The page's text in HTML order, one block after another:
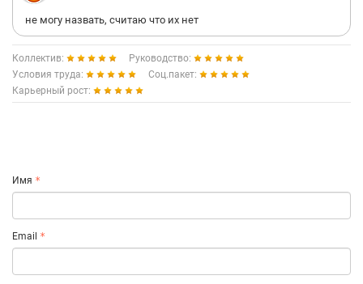
не могу назвать, считаю что их нет
Коллектив:
Руководство:
Условия труда:
Соц.пакет:
Карьерный рост:
Имя
Email